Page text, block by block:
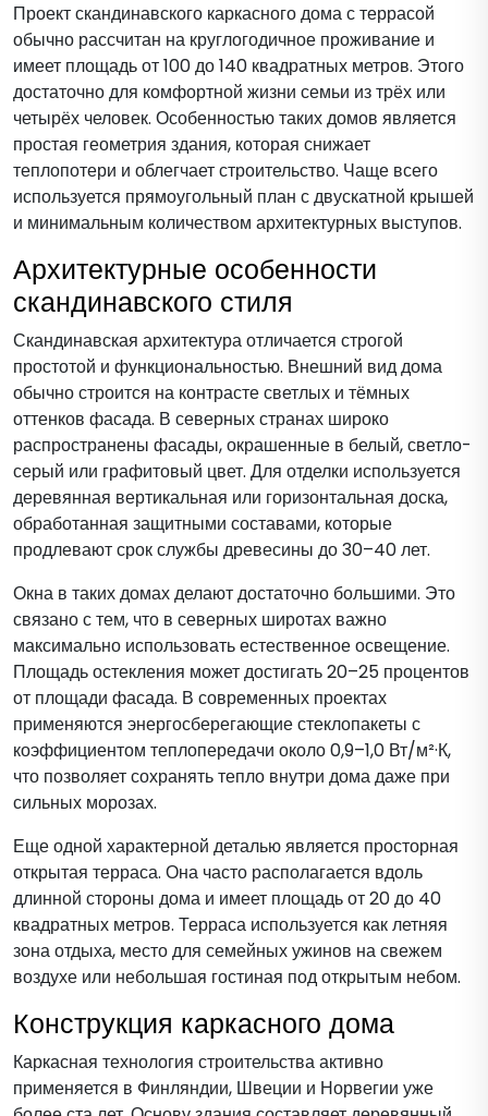
Проект скандинавского каркасного дома с террасой
обычно рассчитан на круглогодичное проживание и
имеет площадь от 100 до 140 квадратных метров. Этого
достаточно для комфортной жизни семьи из трёх или
четырёх человек. Особенностью таких домов является
простая геометрия здания, которая снижает
теплопотери и облегчает строительство. Чаще всего
используется прямоугольный план с двускатной крышей
и минимальным количеством архитектурных выступов.
Архитектурные особенности
скандинавского стиля
Скандинавская архитектура отличается строгой
простотой и функциональностью. Внешний вид дома
обычно строится на контрасте светлых и тёмных
оттенков фасада. В северных странах широко
распространены фасады, окрашенные в белый, светло-
серый или графитовый цвет. Для отделки используется
деревянная вертикальная или горизонтальная доска,
обработанная защитными составами, которые
продлевают срок службы древесины до 30–40 лет.
Окна в таких домах делают достаточно большими. Это
связано с тем, что в северных широтах важно
максимально использовать естественное освещение.
Площадь остекления может достигать 20–25 процентов
от площади фасада. В современных проектах
применяются энергосберегающие стеклопакеты с
коэффициентом теплопередачи около 0,9–1,0 Вт/м²·К,
что позволяет сохранять тепло внутри дома даже при
сильных морозах.
Еще одной характерной деталью является просторная
открытая терраса. Она часто располагается вдоль
длинной стороны дома и имеет площадь от 20 до 40
квадратных метров. Терраса используется как летняя
зона отдыха, место для семейных ужинов на свежем
воздухе или небольшая гостиная под открытым небом.
Конструкция каркасного дома
Каркасная технология строительства активно
применяется в Финляндии, Швеции и Норвегии уже